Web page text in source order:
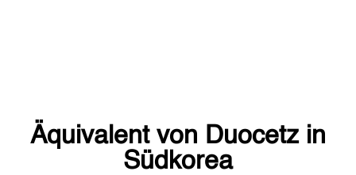
Äquivalent von Duocetzin
Südkorea